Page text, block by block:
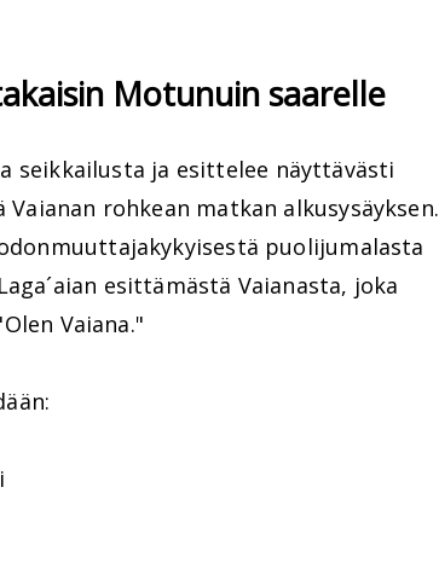
Motunuin saarelle
seikkailusta ja esittelee näyttävästi
rohkean matkan alkusysäyksen.
puolijumalasta
esittämästä Vaianasta, joka
Vaiana."